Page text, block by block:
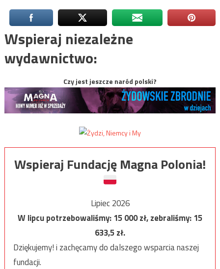
Wspieraj niezależne
wydawnictwo:
Czy jest jeszcze naród polski?
Wspieraj Fundację Magna Polonia!
Lipiec 2026
W lipcu potrzebowaliśmy:15 000zł, zebraliśmy:15
633,5zł.
Dziękujemy! i zachęcamy do dalszego wsparcia naszej
fundacji.